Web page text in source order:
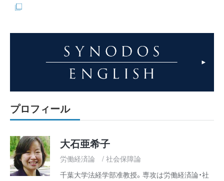
プロフィール
大石亜希子
労働経済論 / 社会保障論
千葉大学法経学部准教授。専攻は労働経済論・社